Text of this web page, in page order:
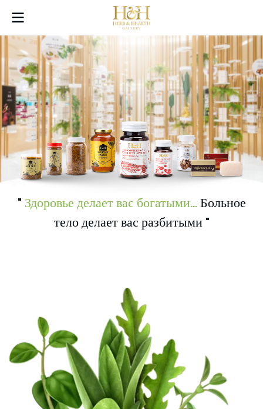
" Здоровье делает вас богатыми...Больное
тело делает вас разбитыми "